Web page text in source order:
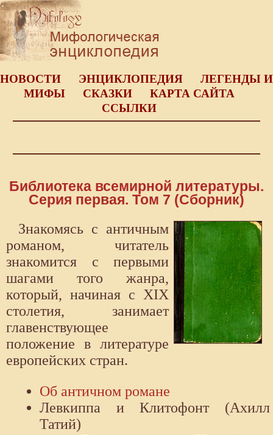
НОВОСТИ ЭНЦИКЛОПЕДИЯ
ЛЕГЕНДЫ И
МИФЫ
СКАЗКИ
КАРТА САЙТА
ССЫЛКИ
Библиотека всемирной литературы.
Серия первая. Том 7 (Сборник)
Знакомясь с античным
романом, читатель
знакомится с первыми
шагами того жанра,
который, начиная с XIX
столетия, занимает
главенствующее
положение в литературе
европейских стран.
Об античном романе
Левкиппа и Клитофонт (Ахилл
Татий)